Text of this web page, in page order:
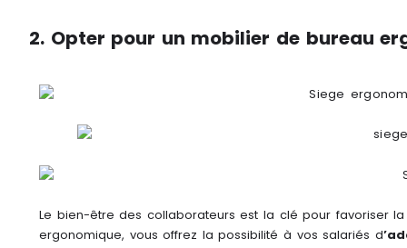
2. Opter pour un mobilier de bureau
Le bien-être des collaborateurs est la clé pour favoriser
ergonomique, vous offrez la possibilité à vos salariés d